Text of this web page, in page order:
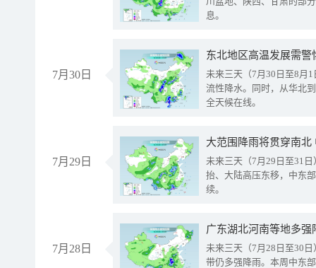
息。
7月30日
东北地区高温发展需
未来三天（7月30日至8月
流性降水。同时，从华北
全天候在线。
7月29日
大范围降雨将贯穿南
未来三天（7月29日至31
抬、大陆高压东移，中东
续。
7月28日
广东湖北河南等地多
未来三天（7月28日至30
带仍多强降雨。本周中东